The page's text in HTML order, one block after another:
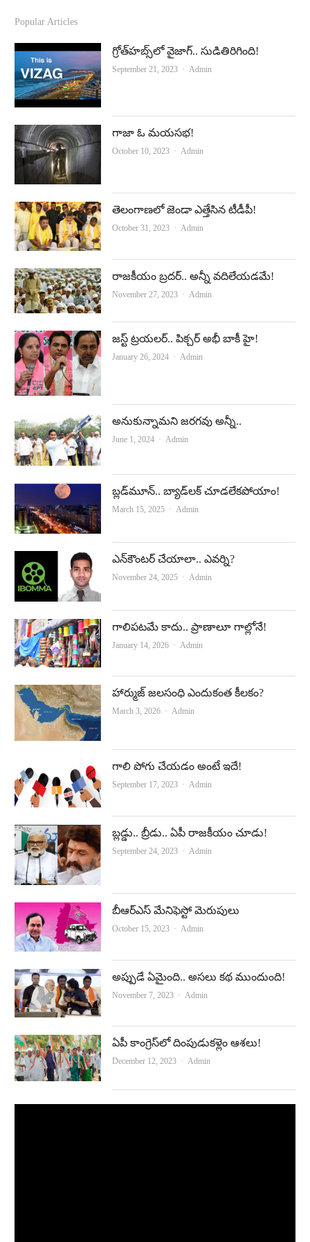
c
e
b
o
o
k
u
t
u
b
e
Popular Articles
గ్రోత్‌హబ్స్‌లో వైజాగ్‌.. సుడితిరిగింది!
September 21, 2023 Author
Admin
గాజా ఓ మయసభ!
October 10, 2023 Author
Admin
తెలంగాణలో జెండా ఎత్తేసిన టీడీపీ!
October 31, 2023 Author
Admin
రాజకీయం బ్రదర్‌.. అన్నీ వదిలేయడమే!
November 27, 2023 Author
Admin
జ‌స్ట్ ట్ర‌య‌ల‌ర్‌.. పిక్చ‌ర్ అభీ బాకీ హై!
January 26, 2024 Author
Admin
అనుకున్నామని జరగవు అన్నీ..
June 1, 2024 Author
Admin
బ్లడ్‌మూన్‌.. బ్యాడ్‌లక్ చూడలేకపోయాం!
March 15, 2025 Author
Admin
ఎన్‌కౌంటర్‌ చేయాలా.. ఎవర్ని?
November 24, 2025 Author
Admin
గాలిపటమే కాదు.. ప్రాణాలూ గాల్లోనే!
January 14, 2026 Author
Admin
హార్ముజ్‌ జలసంధి ఎందుకంత కీలకం?
March 3, 2026 Author
Admin
గాలి పోగు చేయ‌డం అంటే ఇదే!
September 17, 2023 Author
Admin
బ్లడ్డు.. బ్రీడు.. ఏపీ రాజకీయం చూడు!
September 24, 2023 Author
Admin
బీఆర్‌ఎస్‌ మేనిఫెస్టో మెరుపులు
October 15, 2023 Author
Admin
అప్పుడే ఏమైంది.. అసలు కథ ముందుంది!
November 7, 2023 Author
Admin
ఏపీ కాంగ్రెస్‌లో దింపుడుకళ్లెం ఆశలు!
December 12, 2023 Author
Admin